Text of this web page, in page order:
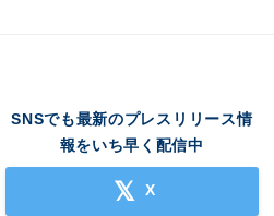
SNSでも最新のプレスリリース情
報をいち早く配信中
X